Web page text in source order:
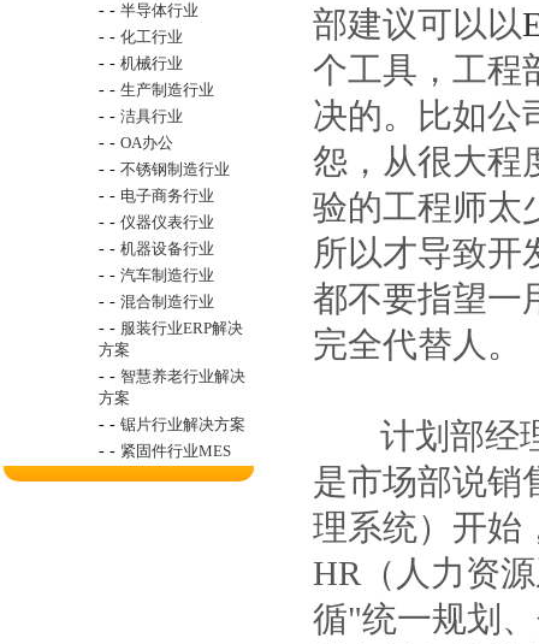
- - 半导体行业
- - 化工行业
- - 机械行业
- - 生产制造行业
- - 洁具行业
- - OA办公
- - 不锈钢制造行业
- - 电子商务行业
- - 仪器仪表行业
- - 机器设备行业
- - 汽车制造行业
- - 混合制造行业
- - 服装行业ERP解决
方案
- - 智慧养老行业解决
方案
- - 锯片行业解决方案
- - 紧固件行业MES
部建议可以以
个工具，工程
决的。比如公
怨，从很大程
验的工程师太
所以才导致开
都不要指望一
完全代替人。
计划部经理
是市场部说销
理系统）开始
HR（人力资
循"统一规划